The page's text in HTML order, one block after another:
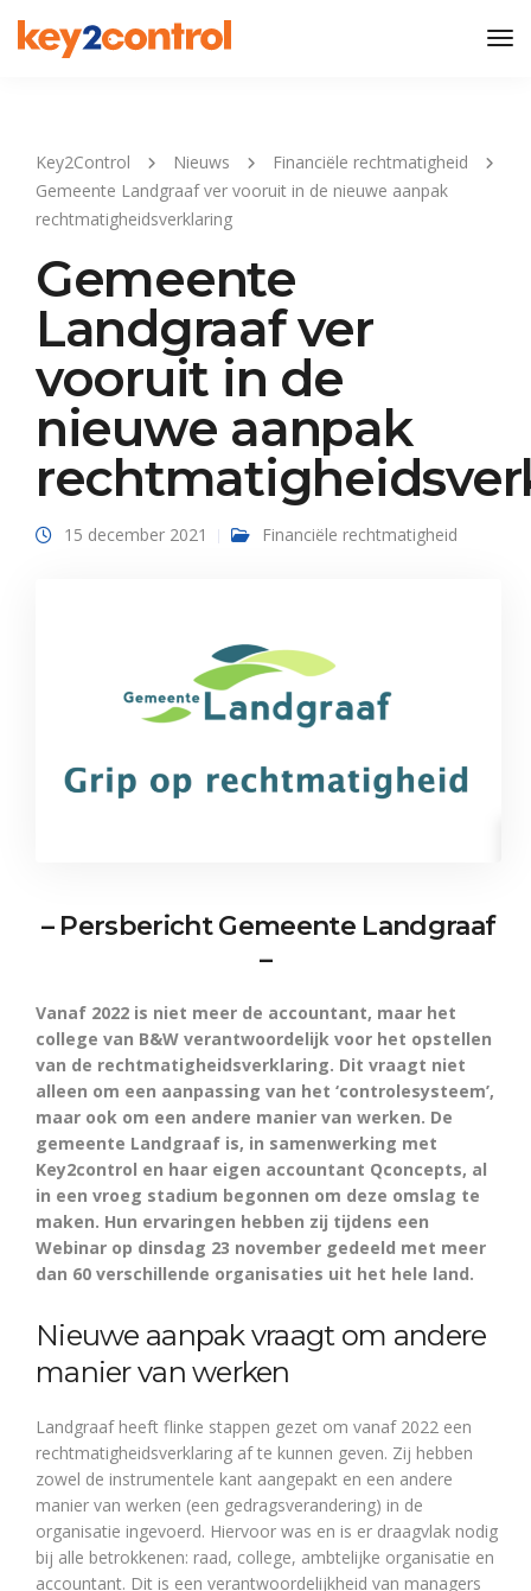
Key2Control Nieuws
Financiële rechtmatigheid
Gemeente Landgraaf ver vooruit in de nieuwe aanpak
rechtmatigheidsverklaring
Gemeente
Landgraaf ver
vooruit in de
nieuwe aanpak
15 december 2021 Financiële rechtmatigheid
– Persbericht Gemeente Landgraaf
–
Vanaf 2022 is niet meer de accountant, maar het
college van B&W verantwoordelijk voor het opstellen
van de rechtmatigheidsverklaring. Dit vraagt niet
alleen om een aanpassing van het ‘controlesysteem’,
maar ook om een andere manier van werken. De
gemeente Landgraaf is, in samenwerking met
Key2control en haar eigen accountant Qconcepts, al
in een vroeg stadium begonnen om deze omslag te
maken. Hun ervaringen hebben zij tijdens een
Webinar op dinsdag 23 november gedeeld met meer
dan 60 verschillende organisaties uit het hele land.
Nieuwe aanpak vraagt om andere
manier van werken
Landgraaf heeft flinke stappen gezet om vanaf 2022 een
rechtmatigheidsverklaring af te kunnen geven. Zij hebben
zowel de instrumentele kant aangepakt en een andere
manier van werken (een gedragsverandering) in de
organisatie ingevoerd. Hiervoor was en is er draagvlak nodig
bij alle betrokkenen: raad, college, ambtelijke organisatie en
accountant. Dit is een verantwoordelijkheid van managers